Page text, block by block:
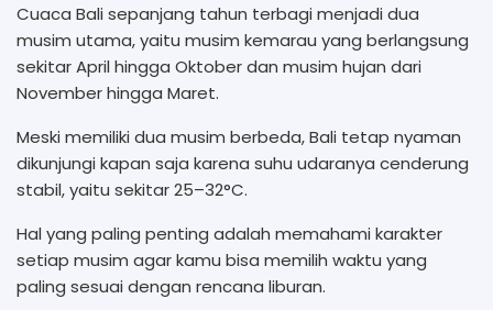
Cuaca Bali sepanjang tahun terbagi menjadi dua
musim utama, yaitu musim kemarau yang berlangsung
sekitar April hingga Oktober dan musim hujan dari
November hingga Maret.
Meski memiliki dua musim berbeda, Bali tetap nyaman
dikunjungi kapan saja karena suhu udaranya cenderung
stabil, yaitu sekitar 25–32°C.
Hal yang paling penting adalah memahami karakter
setiap musim agar kamu bisa memilih waktu yang
paling sesuai dengan rencana liburan.